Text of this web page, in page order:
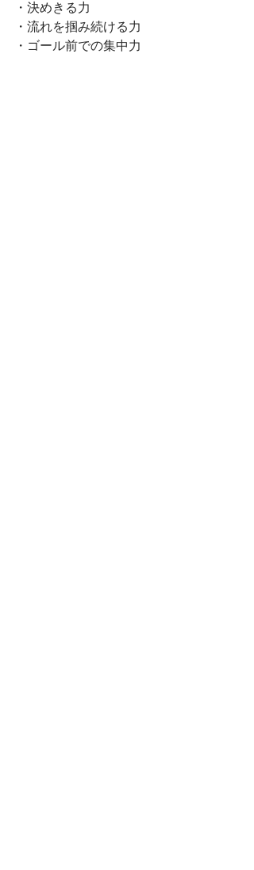
・決めきる力
・流れを掴み続ける力
・ゴール前での集中力